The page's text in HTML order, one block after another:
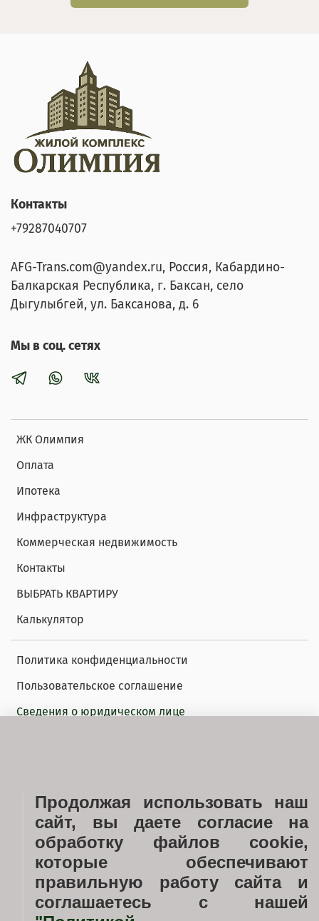
ЖК Олимпия
Оплата
Ипотека
Инфраструктура
Коммерческая недвижимость
Контакты
ВЫБРАТЬ КВАРТИРУ
Калькулятор
Политика конфиденциальности
Пользовательское соглашение
Сведения о юридическом лице
Ход строительства
Услуги
Застройщик
Документы
Новости недвижимости
Контакты
+79287040707
AFG-Trans.com@yandex.ru, Россия, Кабардино-
Балкарская Республика, г. Баксан, село
Дыгулыбгей, ул. Баксанова, д. 6
Мы в соц. сетях
Продолжая использовать наш
сайт, вы даете согласие на
обработку файлов cookie,
которые обеспечивают
правильную работу сайта и
соглашаетесь с нашей